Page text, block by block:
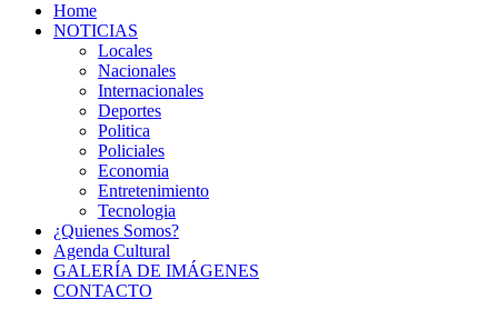
Home
NOTICIAS
Locales
Nacionales
Internacionales
Deportes
Politica
Policiales
Economia
Entretenimiento
Tecnologia
¿Quienes Somos?
Agenda Cultural
GALERÍA DE IMÁGENES
CONTACTO